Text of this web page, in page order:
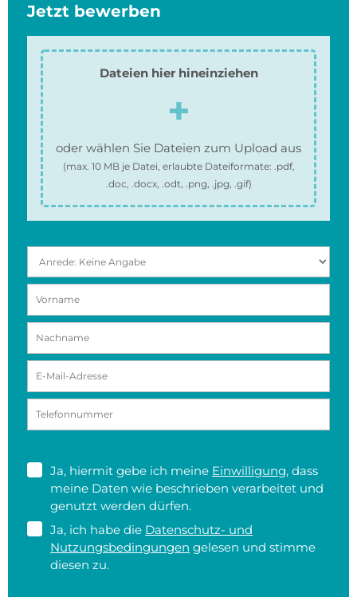
Jetzt bewerben
Dateien hier hineinziehen
oder wählen Sie Dateien zum Upload aus
(max. 10 MBje Datei, erlaubte Dateiformate: .pdf,
.doc, .docx, .odt, .png, .jpg, .gif)
Ja, hiermit gebe ich meine Einwilligung, dass
meine Daten wie beschrieben verarbeitet und
genutzt werden dürfen.
Ja, ich habe die Datenschutz- und
Nutzungsbedingungen gelesen und stimme
diesen zu.